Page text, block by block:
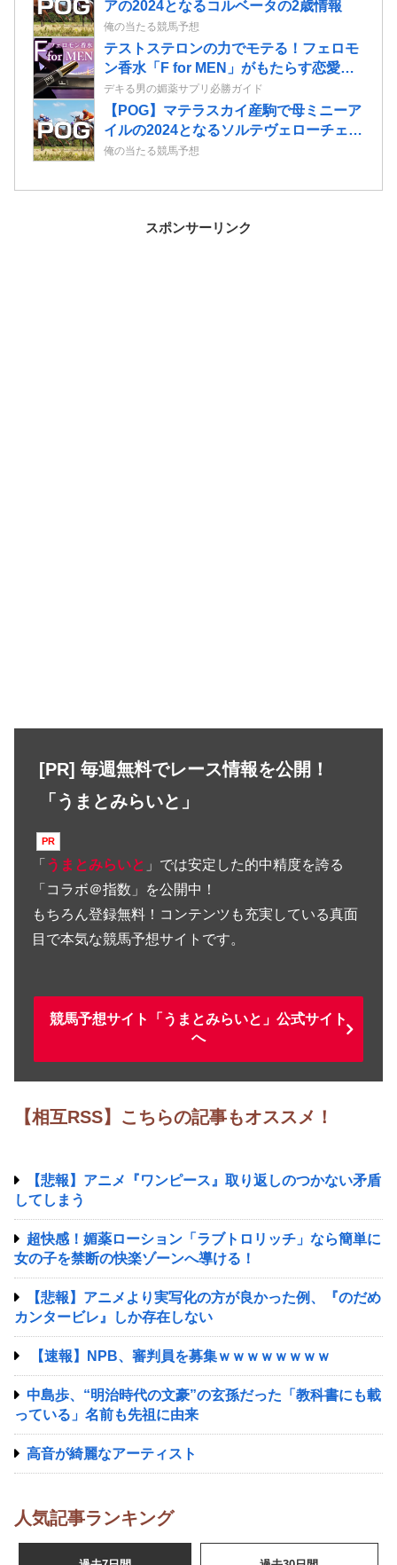
アの2024となるコルベータの2歳情報
俺の当たる競馬予想
テストステロンの力でモテる！フェロモ
ン香水「F for MEN」がもたらす恋愛効
果
デキる男の媚薬サプリ必勝ガイド
【POG】マテラスカイ産駒で母ミニーア
イルの2024となるソルテヴェローチェの
2歳情報
俺の当たる競馬予想
スポンサーリンク
[PR] 毎週無料でレース情報を公開！
「うまとみらいと」
「 うまとみらいと 」では安定した的中精度を誇る
「コラボ＠指数」を公開中！
もちろん登録無料！コンテンツも充実している真面
目で本気な競馬予想サイトです。
競馬予想サイト「うまとみらいと」公式サイト
へ
【相互RSS】こちらの記事もオススメ！
【悲報】アニメ『ワンピース』取り返しのつかない矛盾
してしまう
超快感！媚薬ローション「ラブトロリッチ」なら簡単に
女の子を禁断の快楽ゾーンへ導ける！
【悲報】アニメより実写化の方が良かった例、『のだめ
カンタービレ』しか存在しない
【速報】NPB、審判員を募集ｗｗｗｗｗｗｗｗ
中島歩、“明治時代の文豪”の玄孫だった「教科書にも載
っている」名前も先祖に由来
高音が綺麗なアーティスト
人気記事ランキング